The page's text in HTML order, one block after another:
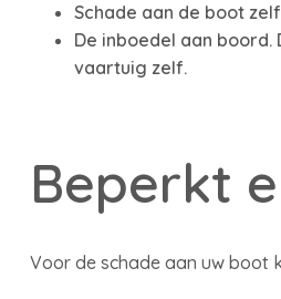
Schade aan de boot
De inboedel aan
vaartuig zelf.
Beperkt
Voor de schade aan uw boot